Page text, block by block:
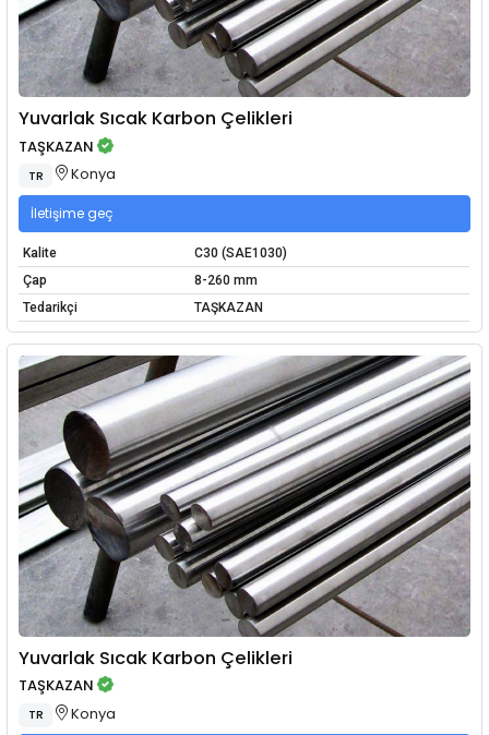
Yuvarlak Sıcak Karbon Çelikleri
TAŞKAZAN
TR Konya
İletişime geç
Kalite
C30 (SAE1030)
Çap
8-260 mm
Tedarikçi
TAŞKAZAN
Yuvarlak Sıcak Karbon Çelikleri
TAŞKAZAN
TR Konya